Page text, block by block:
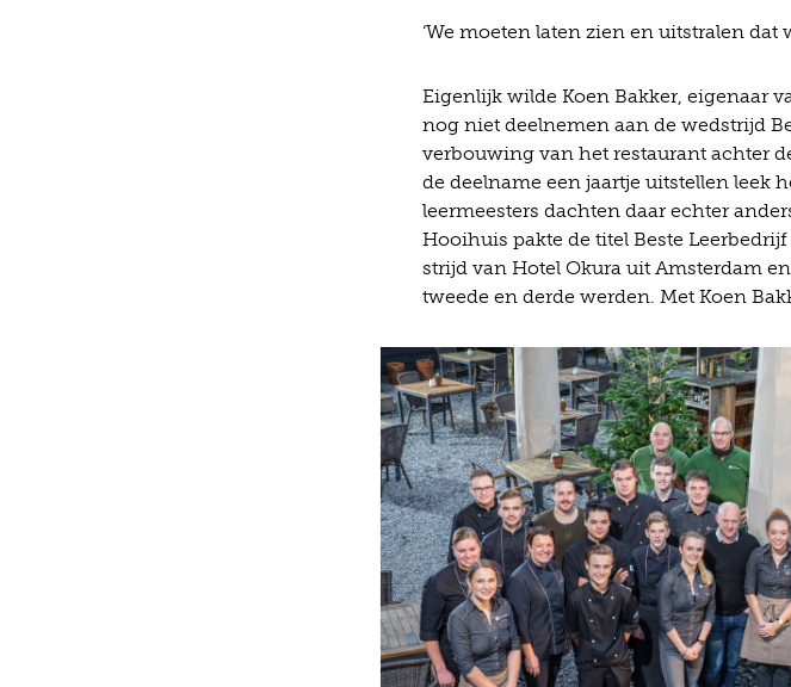
‘We moeten laten zien en uitstralen dat
Eigenlijk wilde Koen Bakker, eigenaar
nog niet deelnemen aan de wedstrijd
verbouwing van het restaurant achter
de deelname een jaartje uitstellen leek
leermeesters dachten daar echter
Hooihuis pakte de titel Beste
strijd van Hotel Okura uit Amsterdam
tweede en derde werden. Met Koen